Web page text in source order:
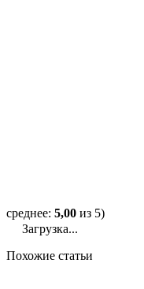
среднее: 5,00 из 5)
Загрузка...
Похожие статьи